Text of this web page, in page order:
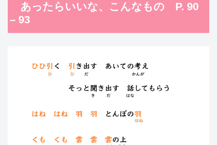
あったらいいな、こんなもの P. 90
– 93